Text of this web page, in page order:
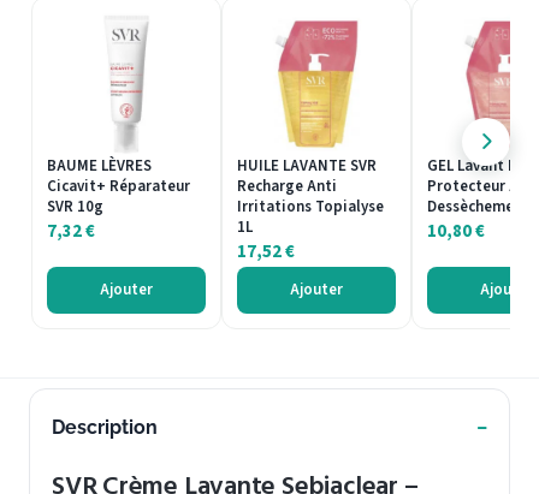
BAUME LÈVRES
Cicavit+ Réparateur
SVR 10g
7,32€
Ajouter
HUILE LAVANTE SVR
Recharge Anti
Irritations Topialyse
1L
17,52€
Ajouter
GEL Lavant
Protecteur Anti
Dessèchement
10,80€
Ajouter
Description